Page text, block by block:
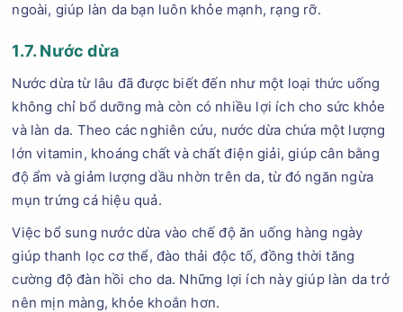
ngoài, giúp làn da bạn luôn khỏe mạnh, rạng rỡ.
1.7. Nước dừa
Nước dừa từ lâu đã được biết đến như một loại thức uống
không chỉ bổ dưỡng mà còn có nhiều lợi ích cho sức khỏe
và làn da. Theo các nghiên cứu, nước dừa chứa một lượng
lớn vitamin, khoáng chất và chất điện giải, giúp cân bằng
độ ẩm và giảm lượng dầu nhờn trên da, từ đó ngăn ngừa
mụn trứng cá hiệu quả.
Việc bổ sung nước dừa vào chế độ ăn uống hàng ngày
giúp thanh lọc cơ thể, đào thải độc tố, đồng thời tăng
cường độ đàn hồi cho da. Những lợi ích này giúp làn da trở
nên mịn màng, khỏe khoắn hơn.